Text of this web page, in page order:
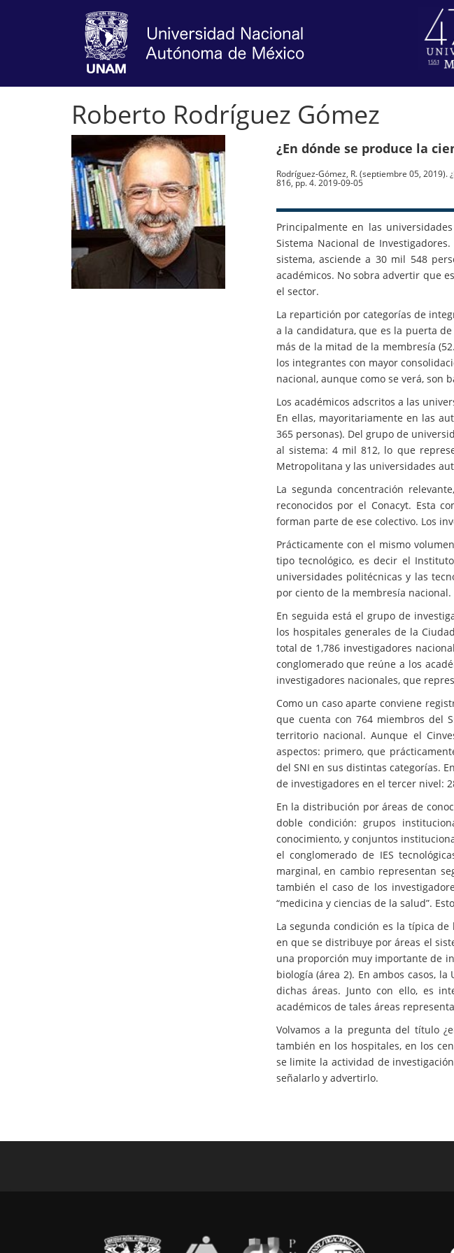
Roberto Rodríguez Gómez
¿En dónde se produce la
Rodríguez-Gómez, R. (septiembre 05, 2019).
816, pp. 4. 2019-09-05
Principalmente en las
Sistema Nacional de
sistema, asciende a 30 mil 548
académicos. No sobra advertir que
el sector.
La repartición por categorías de
a la candidatura, que es la puerta
más de la mitad de la membresía
los integrantes con mayor
nacional, aunque como se verá, son
Los académicos adscritos a las
En ellas, mayoritariamente en las
365 personas). Del grupo de
al sistema: 4 mil 812, lo que
Metropolitana y las universidades
La segunda concentración
reconocidos por el Conacyt. Esta
forman parte de ese colectivo. Los
Prácticamente con el mismo
tipo tecnológico, es decir el
universidades politécnicas y las
por ciento de la membresía nacional.
En seguida está el grupo de
los hospitales generales de la
total de 1,786 investigadores
conglomerado que reúne a los
investigadores nacionales, que
Como un caso aparte conviene
que cuenta con 764 miembros del
territorio nacional. Aunque el
aspectos: primero, que
del SNI en sus distintas categorías.
de investigadores en el tercer nivel:
En la distribución por áreas de
doble condición: grupos
conocimiento, y conjuntos
el conglomerado de IES
marginal, en cambio representan
también el caso de los
“medicina y ciencias de la salud”.
La segunda condición es la típica
en que se distribuye por áreas el
una proporción muy importante de
biología (área 2). En ambos casos,
dichas áreas. Junto con ello, es
académicos de tales áreas
Volvamos a la pregunta del título
también en los hospitales, en los
se limite la actividad de
señalarlo y advertirlo.